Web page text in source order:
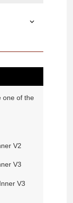
one of the
V2
V3
V3